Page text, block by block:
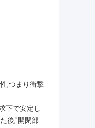
,つまり衝撃
下で安定し
後,"開閉部